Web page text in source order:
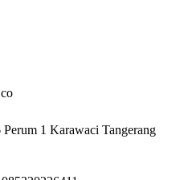
1 Karawaci Tangerang